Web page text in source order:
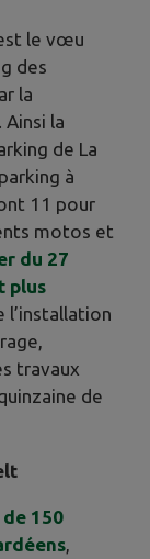
le vœu
des
la
la
de La
à
11 pour
motos et
du 27
plus
travaux
de
150